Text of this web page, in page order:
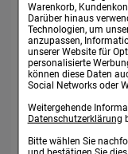
Warenkorb,
Darüber hinaus
Technologien, um
anzupassen,
unserer Website für
personalisierte
können diese Daten
Social Networks oder
Weitergehende
Datenschutzerklärung
Bitte wählen Sie
Artischocke erst
wenn Ihnen
Unverträglichkeit
3. WIE IST GALLE-
EINZUNEHMEN?
Nehmen Sie Galle-
nach der